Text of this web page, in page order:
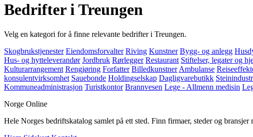
Bedrifter i Treungen
Velg en kategori for å finne relevante bedrifter i Treungen.
Skogbrukstjenester Eiendomsforvalter Riving Kunstner Bygg- og anlegg
Hus- og hytteleverandør Jordbruk Rørlegger Restaurant Stiftelser, legater og
Kulturarrangement Rengjøring Forfatter Billedkunstner Ambulanse
konsulentvirksomhet Sauebonde Holdingselskap Dagligvarebutikk
Kommuneadministrasjon Turistkontor Brannvesen Lege - Allmenn medisin
Norge Online
Hele Norges bedriftskatalog samlet på ett sted. Finn firmaer, steder og bransjer